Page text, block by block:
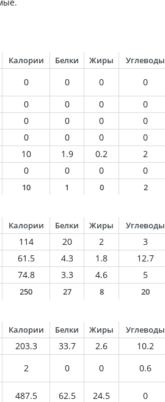
Калории Белки Жиры Углеводы
0 0 0
0
0 0 0
0
0 0 0
0
0 0 0
0
10 1.9 0.2
2
0 0 0
0
10 1 0 2
Калории Белки Жиры Углеводы
114 20 2
3
61.5 4.3 1.8
12.7
74.8 3.3 4.6
5
250 27 8 20
Калории Белки Жиры Углеводы
203.3 33.7 2.6
10.2
2 0 0
0.6
487.5 62.5 24.5
0